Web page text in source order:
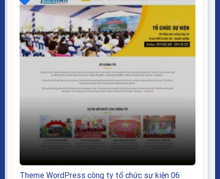
Theme WordPress công ty tổ chức sự kiện 06